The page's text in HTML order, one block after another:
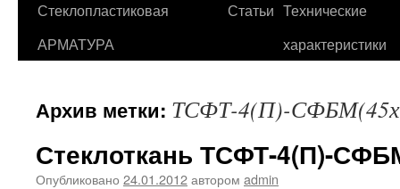
содержимому
Стеклопластиковая
АРМАТУРА
Статьи Технические
характеристики
Архив метки: ТСФТ-4(П)-
Стеклоткань ТСФТ-4(П)-
Опубликовано 24.01.2012автором admin